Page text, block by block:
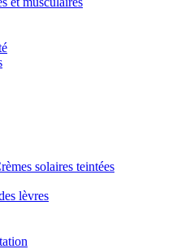
solaires teintées
lèvres